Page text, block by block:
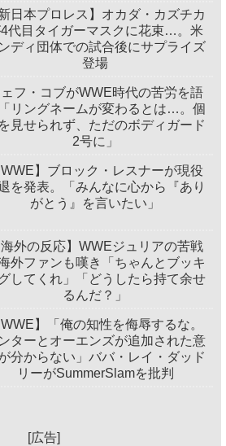
新日本プロレス】オカダ・カズチカ
代目タイガーマスクに花束…。米
ディ団体での試合後にサプライズ
登場
ェフ・コブがWWE時代の苦労を語
リングネームが変わるとは…。個
見せられず、ただのボディガード
2号に」
WWE】ブロック・レスナーが現役
を発表。「みんなに心から『あり
がとう』を言いたい」
海外の反応】WWEジュリアの苦戦
外ファンも嘆き「ちゃんとブッキ
してくれ」「どうしたら持て余せ
るんだ？」
WWE】「俺の知性を侮辱するな。
ターとオーエンズが追加された意
分からない」ババ・レイ・ダッド
リーがSummerSlamを批判
[広告]